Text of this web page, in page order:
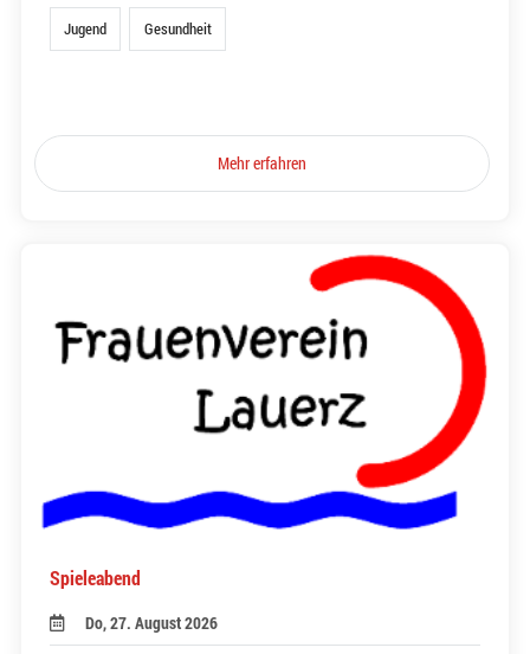
Jugend Gesundheit
Mehr erfahren
Spieleabend
Do, 27. August 2026